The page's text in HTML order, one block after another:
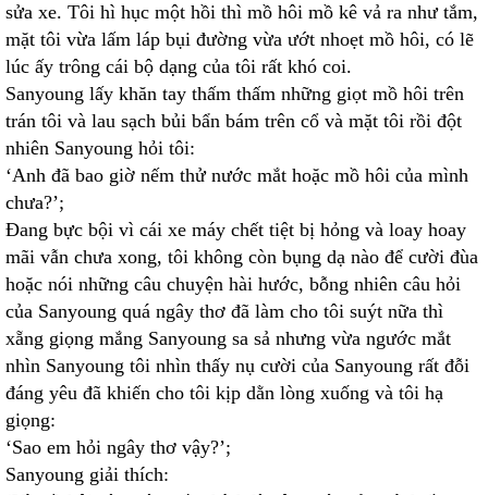
sửa xe. Tôi hì hục một hồi thì mồ hôi mồ kê vả ra như tắm,
mặt tôi vừa lấm láp bụi đường vừa ướt nhoẹt mồ hôi, có lẽ
lúc ấy trông cái bộ dạng của tôi rất khó coi.
Sanyoung lấy khăn tay thấm thấm những giọt mồ hôi trên
trán tôi và lau sạch bủi bẩn bám trên cổ và mặt tôi rồi đột
nhiên Sanyoung hỏi tôi:
‘Anh đã bao giờ nếm thử nước mắt hoặc mồ hôi của mình
chưa?’;
Đang bực bội vì cái xe máy chết tiệt bị hỏng và loay hoay
mãi vẫn chưa xong, tôi không còn bụng dạ nào để cười đùa
hoặc nói những câu chuyện hài hước, bỗng nhiên câu hỏi
của Sanyoung quá ngây thơ đã làm cho tôi suýt nữa thì
xẵng giọng mắng Sanyoung sa sả nhưng vừa ngước mắt
nhìn Sanyoung tôi nhìn thấy nụ cười của Sanyoung rất đỗi
đáng yêu đã khiến cho tôi kịp dằn lòng xuống và tôi hạ
giọng:
‘Sao em hỏi ngây thơ vậy?’;
Sanyoung giải thích: